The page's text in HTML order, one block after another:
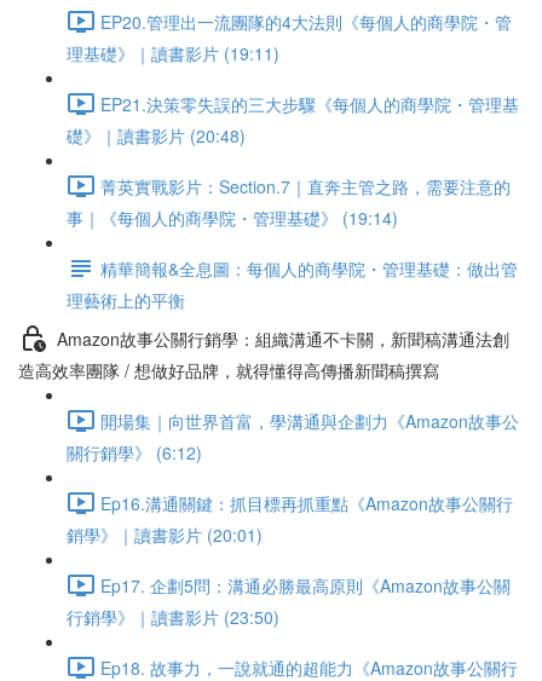
EP20.管理出一流團隊的4大法則《每個人的商學院・管
理基礎》｜讀書影片 (19:11)
EP21.決策零失誤的三大步驟《每個人的商學院・管理基
礎》｜讀書影片 (20:48)
菁英實戰影片：Section.7｜直奔主管之路，需要注意的
事｜《每個人的商學院・管理基礎》 (19:14)
精華簡報&全息圖：每個人的商學院・管理基礎：做出管
理藝術上的平衡
Amazon故事公關行銷學：組織溝通不卡關，新聞稿溝通法創
造高效率團隊 / 想做好品牌，就得懂得高傳播新聞稿撰寫
開場集｜向世界首富，學溝通與企劃力《Amazon故事公
關行銷學》 (6:12)
Ep16.溝通關鍵：抓目標再抓重點《Amazon故事公關行
銷學》｜讀書影片 (20:01)
Ep17. 企劃5問：溝通必勝最高原則《Amazon故事公關
行銷學》｜讀書影片 (23:50)
Ep18. 故事力，一說就通的超能力《Amazon故事公關行